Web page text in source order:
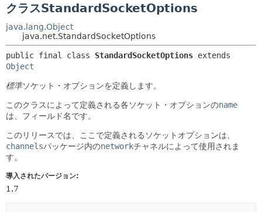
使用
ツリー
プレビュー
新規
非推奨
索引
メソッド
詳細:
フィールド
メソッド
クラスStandardSocketOptions
java.lang.Object
java.net.StandardSocketOptions
public final class StandardSocketOptions
Object
標準ソケット・オプションを定義します。
このクラスによって定義される各ソケット・オプションのname
は、フィールド名です。
このリリースでは、ここで定義されるソケットオプションは、
channelsパッケージ内のnetworkチャネルによって使用されま
す。
導入されたバージョン:
1.7